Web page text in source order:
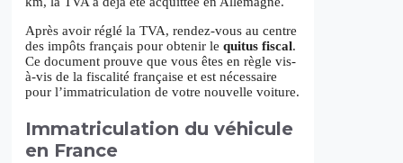
Après avoir réglé la TVA, rendez-vous au centre
des impôts français pour obtenir le quitus fiscal.
Ce document prouve que vous êtes en règle vis-
à-vis de la fiscalité française et est nécessaire
pour l’immatriculation de votre nouvelle voiture.
Immatriculation du véhicule
en France